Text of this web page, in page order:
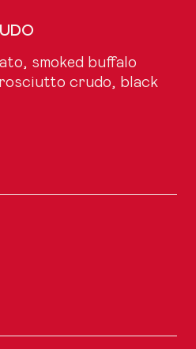
smoked buffalo
crudo, black